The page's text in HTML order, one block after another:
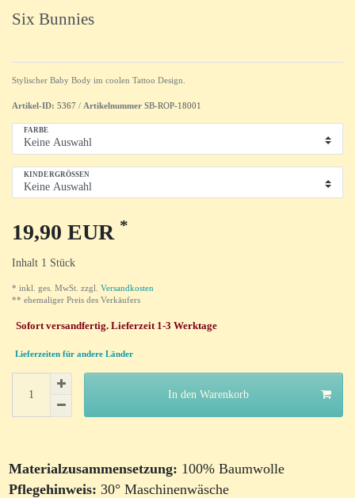
Six Bunnies
Stylischer Baby Body im coolen Tattoo Design.
Artikel-ID: 5367 / Artikelnummer SB-ROP-18001
FARBE
KINDERGRÖSSEN
19,90 EUR *
Inhalt 1 Stück
* inkl. ges. MwSt. zzgl.
Versandkosten
** ehemaliger Preis des Verkäufers
Sofort versandfertig. Lieferzeit 1-3 Werktage
Lieferzeiten für andere Länder
In den Warenkorb
Materialzusammensetzung: 100% Baumwolle
Pflegehinweis: 30° Maschinenwäsche